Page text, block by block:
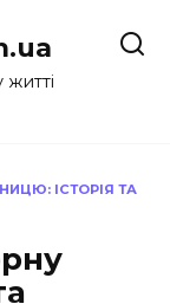
ІСТОРІЯ ТА